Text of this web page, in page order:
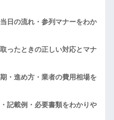
日の流れ・参列マナーをわか
ったときの正しい対応とマナ
・進め方・業者の費用相場を
記載例・必要書類をわかりや